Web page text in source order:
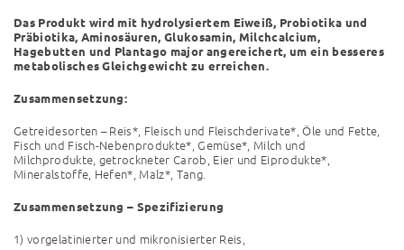
Das Produkt wird mit hydrolysiertem Eiweiß, Probiotika und
Präbiotika, Aminosäuren, Glukosamin, Milchcalcium,
Hagebutten und Plantago major angereichert, um ein besseres
metabolisches Gleichgewicht zu erreichen.
Zusammensetzung:
Getreidesorten – Reis*, Fleisch und Fleischderivate*, Öle und Fette,
Fisch und Fisch-Nebenprodukte*, Gemüse*, Milch und
Milchprodukte, getrockneter Carob, Eier und Eiprodukte*,
Mineralstoffe, Hefen*, Malz*, Tang.
Zusammensetzung – Spezifizierung
1) vorgelatinierter und mikronisierter Reis,